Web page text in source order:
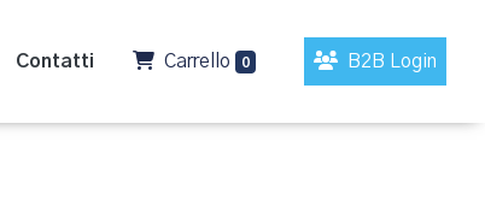
Contatti Carrello 0 B2B Login